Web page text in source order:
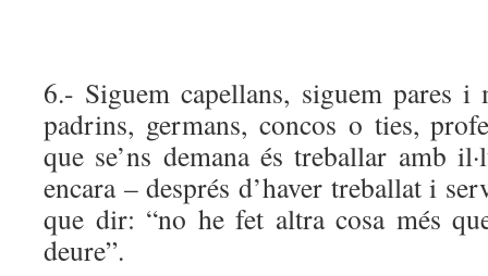
6.- Siguem capellans, siguem pares i
padrins, germans, concos o ties,
que se’ns demana és treballar amb
encara – després d’haver treballat i
que dir: “no he fet altra cosa més
deure”.